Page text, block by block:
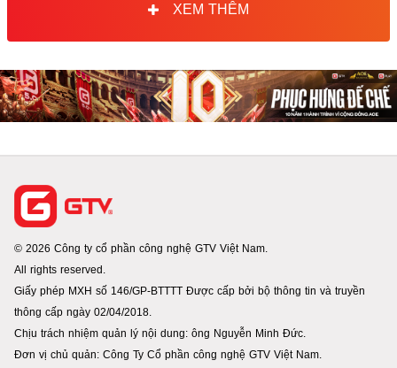
XEM THÊM
© 2026 Công ty cổ phần công nghệ GTV Việt Nam.
All rights reserved.
Giấy phép MXH số 146/GP-BTTTT Được cấp bởi bộ thông tin và truyền
thông cấp ngày 02/04/2018.
Chịu trách nhiệm quản lý nội dung: ông Nguyễn Minh Đức.
Đơn vị chủ quản: Công Ty Cổ phần công nghệ GTV Việt Nam.